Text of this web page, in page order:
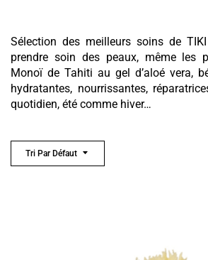
Sélection des meilleurs soins de
prendre soin des peaux, même les
Monoï de Tahiti au gel d’aloé vera,
hydratantes, nourrissantes,
quotidien, été comme hiver…
Tri Par Défaut